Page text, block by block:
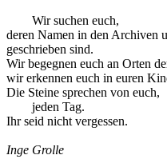
Wir suchen euch,
deren Namen in den Archiven
geschrieben sind.
Wir begegnen euch an Orten
wir erkennen euch in euren
Die Steine sprechen von euch,
jeden Tag.
Ihr seid nicht vergessen.
Inge Grolle